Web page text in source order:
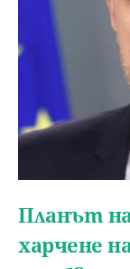
Планът
харчене